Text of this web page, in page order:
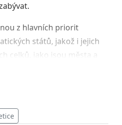
z hlavních priorit
států, jakož i jejich
celků, jako jsou města a
trestná činnost páchána